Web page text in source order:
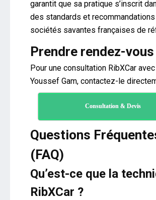
garantit que sa pratique s’inscrit
des standards et
sociétés savantes françaises de
Prendre rendez-vous
Pour une consultation RibXCar
Youssef Gam, contactez-le
Consultation & Devis
Questions
(FAQ)
Qu’est-ce que la
RibXCar ?